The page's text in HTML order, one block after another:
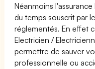
Néanmoins
du temps souscrit par
réglementés. En effet
Electricien /
permettre de sauver
professionnelle ou